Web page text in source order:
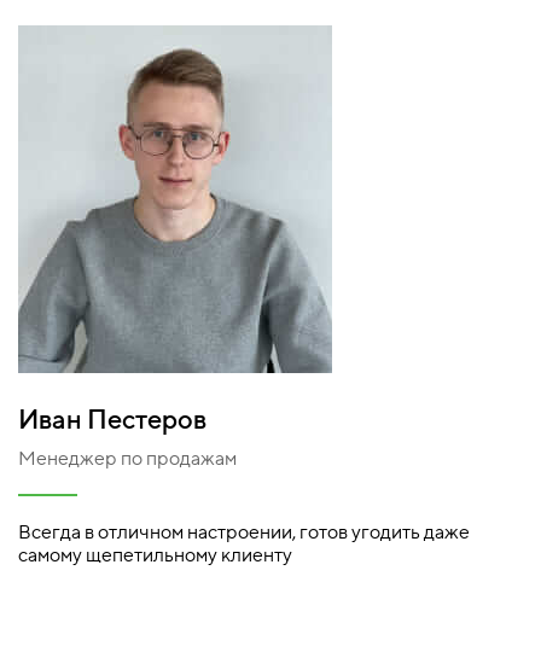
Иван Пестеров
Менеджер по продажам
Всегда в отличном настроении, готов угодить даже
самому щепетильному клиенту